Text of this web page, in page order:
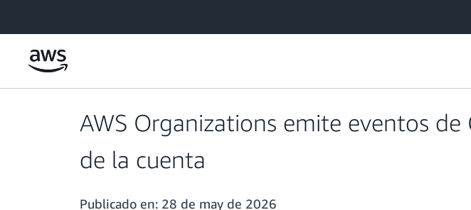
AWS Organizations emite eventos
de la cuenta
Publicado en: 28 de may de 2026